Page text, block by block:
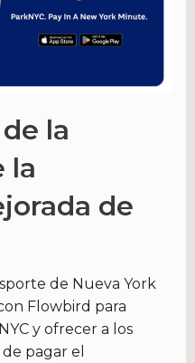
la
la
de
de Nueva York
Flowbird para
y ofrecer a los
pagar el